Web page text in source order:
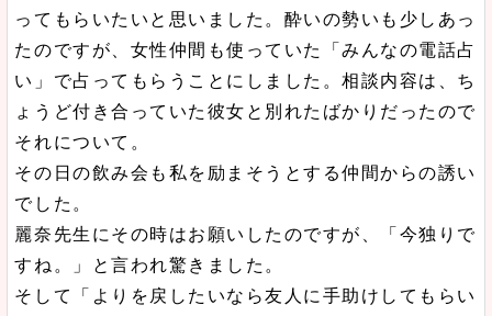
ってもらいたいと思いました。酔いの勢いも少しあっ
たのですが、女性仲間も使っていた「みんなの電話占
い」で占ってもらうことにしました。相談内容は、ち
ょうど付き合っていた彼女と別れたばかりだったので
それについて。
その日の飲み会も私を励まそうとする仲間からの誘い
でした。
麗奈先生にその時はお願いしたのですが、「今独りで
すね。」と言われ驚きました。
そして「よりを戻したいなら友人に手助けしてもらい